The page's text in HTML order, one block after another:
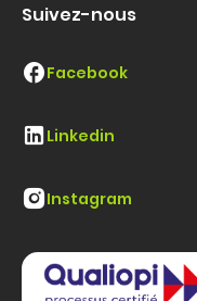
Suivez-nous
Facebook
Linkedin
Instagram